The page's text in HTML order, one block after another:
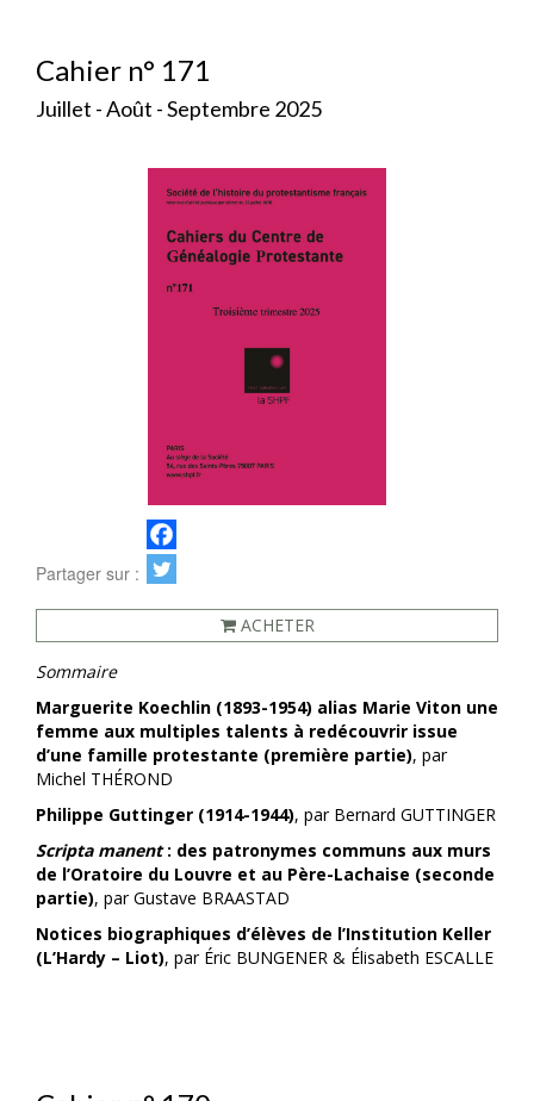
Cahier n° 171
Juillet - Août - Septembre 2025
Partager sur :
ACHETER
Sommaire
Marguerite Koechlin (1893-1954) alias Marie Viton une
femme aux multiples talents à redécouvrir issue
d’une famille protestante (première partie), par
Michel THÉROND
Philippe Guttinger (1914-1944), par Bernard GUTTINGER
Scripta manent: des patronymes communs aux murs
de l’Oratoire du Louvre et au Père-Lachaise (seconde
partie), par Gustave BRAASTAD
Notices biographiques d’élèves de l’Institution Keller
(L’Hardy – Liot), par Éric BUNGENER & Élisabeth ESCALLE